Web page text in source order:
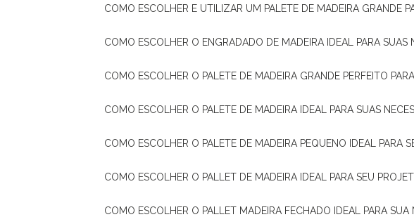
COMO ESCOLHER E UTILIZAR UM PALETE DE MADEIRA GRANDE
COMO ESCOLHER O ENGRADADO DE MADEIRA IDEAL PARA SUAS
COMO ESCOLHER O PALETE DE MADEIRA GRANDE PERFEITO
COMO ESCOLHER O PALETE DE MADEIRA IDEAL PARA SUAS
COMO ESCOLHER O PALETE DE MADEIRA PEQUENO IDEAL PARA
COMO ESCOLHER O PALLET DE MADEIRA IDEAL PARA SEU
COMO ESCOLHER O PALLET MADEIRA FECHADO IDEAL PARA SUA